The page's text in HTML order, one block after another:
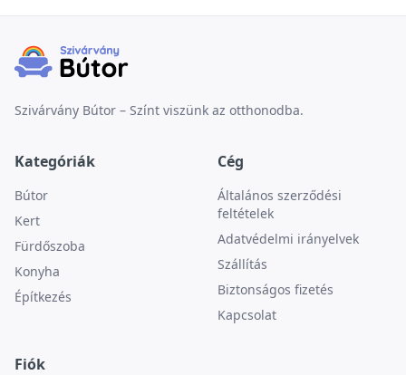
Szivárvány Bútor – Színt viszünk az otthonodba.
Kategóriák
Bútor
Kert
Fürdőszoba
Konyha
Építkezés
Cég
Általános szerződési
feltételek
Adatvédelmi irányelvek
Szállítás
Biztonságos fizetés
Kapcsolat
Fiók